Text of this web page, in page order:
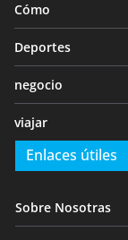
Cómo
Deportes
negocio
viajar
Enlaces útiles
Sobre Nosotras